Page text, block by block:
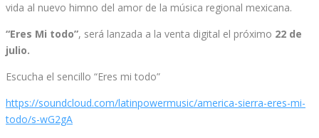
vida al nuevo himno del amor de la música regional mexicana.
“Eres Mi todo”, será lanzada a la venta digital el próximo 22 de
julio.
Escucha el sencillo “Eres mi todo”
https://soundcloud.com/latinpowermusic/america-sierra-eres-mi-
todo/s-wG2gA